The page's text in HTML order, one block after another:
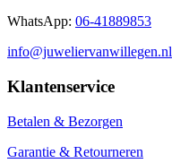
WhatsApp: 06-41889853
info@juweliervanwillegen.nl
Klantenservice
Betalen & Bezorgen
Garantie & Retourneren